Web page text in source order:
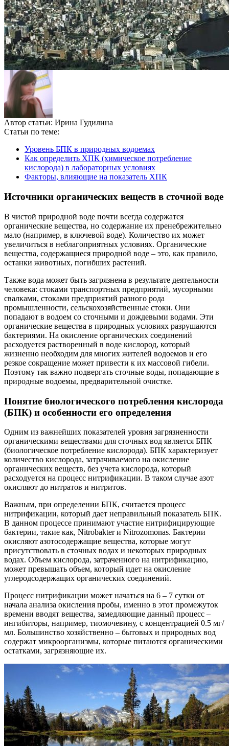
Автор статьи: Ирина Гудилина
Статьи по теме:
Уровень БПК в природных водоемах
Как определить ХПК (химическое потребление
кислорода) в лабораторных условиях
Факторы, влияющие на показатель ХПК
Источники органических веществ в сточной воде
В чистой природной воде почти всегда содержатся
органические вещества, но содержание их пренебрежительно
мало (например, в ключевой воде). Количество их может
увеличиться в неблагоприятных условиях. Органические
вещества, содержащиеся природной воде – это, как правило,
останки животных, погибших растений.
Также вода может быть загрязнена в результате деятельности
человека: стоками транспортных предприятий, мусорными
свалками, стоками предприятий разного рода
промышленности, сельскохозяйственные стоки. Они
попадают в водоем со сточными и дождевыми водами. Эти
органические вещества в природных условиях разрушаются
бактериями. На окисление органических соединений
расходуется растворенный в воде кислород, который
жизненно необходим для многих жителей водоемов и его
резкое сокращение может привести к их массовой гибели.
Поэтому так важно подвергать сточные воды, попадающие в
природные водоемы, предварительной очистке.
Понятие биологического потребления кислорода
(БПК) и особенности его определения
Одним из важнейших показателей уровня загрязненности
органическими веществами для сточных вод является БПК
(биологическое потребление кислорода). БПК характеризует
количество кислорода, затрачиваемого на окисление
органических веществ, без учета кислорода, который
расходуется на процесс нитрификации. В таком случае азот
окисляют до нитратов и нитритов.
Важным, при определении БПК, считается процесс
нитрификации, который дает неправильный показатель БПК.
В данном процессе принимают участие нитрифицирующие
бактерии, такие как, Nitrobakter и Nitrozomonas. Бактерии
окисляют азотосодержащие вещества, которые могут
присутствовать в сточных водах и некоторых природных
водах. Объем кислорода, затраченного на нитрификацию,
может превышать объем, который идет на окисление
углеродсодержащих органических соединений.
Процесс нитрификации может начаться на 6 – 7 сутки от
начала анализа окисления пробы, именно в этот промежуток
времени вводят вещества, замедляющие данный процесс –
ингибиторы, например, тиомочевину, с концентрацией 0.5 мг/
мл. Большинство хозяйственно – бытовых и природных вод
содержат микроорганизмы, которые питаются органическими
остатками, загрязняющие их.